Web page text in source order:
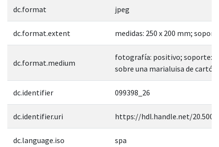
dc.format jpeg
dc.format.extent medidas: 250 x 200 mm;
dc.format.medium
fotografía: positivo; soporte:
sobre una marialuisa de
dc.identifier 099398_26
dc.identifier.uri https://hdl.handle.net/
dc.language.iso spa